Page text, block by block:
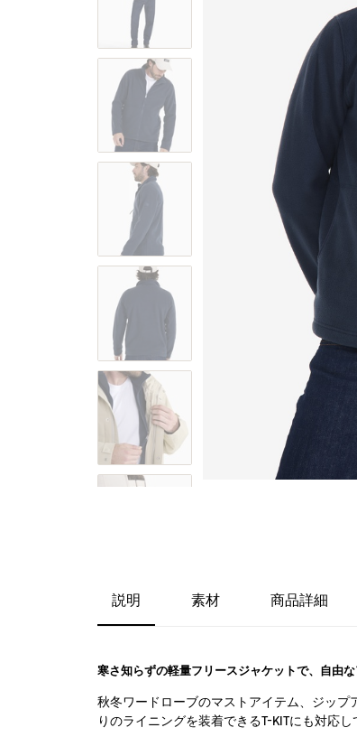
説明 素材 商品詳細
寒さ知らずの軽量フリースジャケットで、自由
秋冬ワードローブのマストアイテム、ジッ
りのライニングを装着できるT-KITにも対応